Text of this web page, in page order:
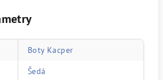
Boty Kacper
Šedá